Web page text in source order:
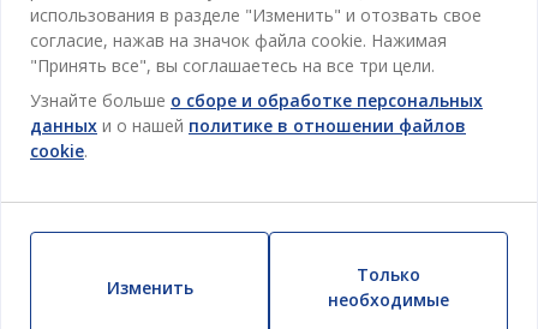
Хранение
Для Сада
Пользовательское соглашение
Гарантия цены
Гарантия на продукт
Политика конфиденциальности
Скидочная карта
JYSK.com
Пресса
Вакансии
Новостная рассылка
Вдохновение
JYSK BUSINESS TO BUSINESS
Полезные ссылки
TAROL-DD S.R.L. ул.Юбилейная, 41A мун. Кишинёв,
Республика Молдова
JYSK BUSINESS TO BUSINESS (B2B)
Продажи и работа с юридическими лицами
E-mail: jysk@jysk.md
JYSK ОБСЛУЖИВАНИЕ КЛИЕНТОВ
Телефон: 022 022 030
E-mail: support@jysk.md
Следите за Jysk
использования в разделе "Изменить" и отозвать свое
согласие, нажав на значок файла cookie. Нажимая
"Принять все", вы соглашаетесь на все три цели.
Узнайте больше о сборе и обработке персональных
данных и о нашей политике в отношении файлов
cookie.
Изменить
Только
необходимые